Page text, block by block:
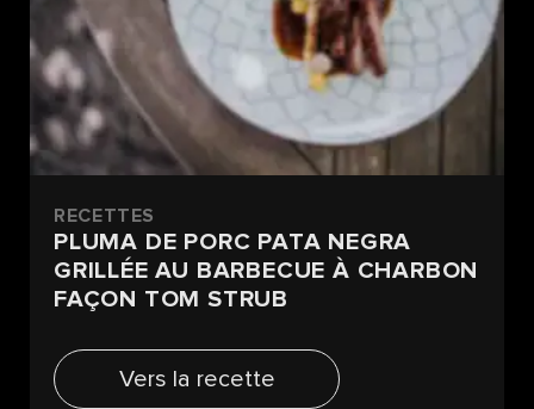
RECETTES
PLUMA DE PORC PATA NEGRA
GRILLÉE AU BARBECUE À CHARBON
FAÇON TOM STRUB
Vers la recette